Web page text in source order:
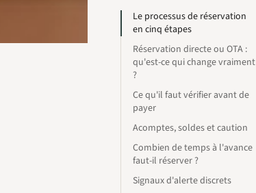
Le processus de réservation
en cinq étapes
Réservation directe ou OTA :
qu'est-ce qui change vraiment
?
Ce qu'il faut vérifier avant de
payer
Acomptes, soldes et caution
Combien de temps à l'avance
faut-il réserver ?
Signaux d'alerte discrets